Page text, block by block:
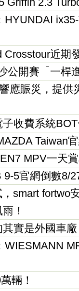
Crosstour近期
公開賽「一桿
應賑災，提供
收費系統
Taiwan
MPV一天
5官網倒數8/
smart fortwo
！
實是外國車
輛！